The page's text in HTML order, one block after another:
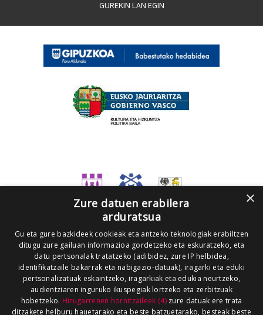
GUREKIN LAN EGIN
×
Zure datuen erabilera
arduratsua
Gu eta gure bazkideek cookieak eta antzeko teknologiak erabiltzen
ditugu zure gailuan informazioa gordetzeko eta eskuratzeko, eta
datu pertsonalak tratatzeko (adibidez, zure IP helbidea,
identifikatzaile bakarrak eta nabigazio-datuak), iragarki eta eduki
pertsonalizatuak eskaintzeko, iragarkiak eta edukia neurtzeko,
audientziaren inguruko ikuspegiak lortzeko eta zerbitzuak
hobetzeko. Hirugarrenen hornitzaileek (4)zure datuak ere trata
ditzakete helburu hauetarako eta beste batzuetarako, besteak beste